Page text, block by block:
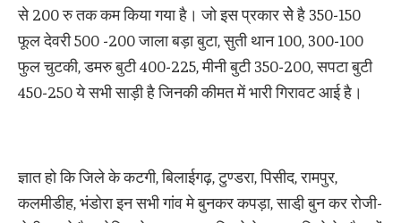
से 200 रु तक कम किया गया है। जो इस प्रकार सेे है 350-150
फूल देवरी 500 -200 जाला बड़ा बुटा, सुती थान 100, 300-100
फुल चुटकी, डमरु बुटी 400-225, मीनी बुटी 350-200, सपटा बुटी
450-250 ये सभी साड़ी है जिनकी कीमत में भारी गिरावट आई है।
ज्ञात हो कि जिले के कटगी, बिलाईगढ़, टुण्डरा, पिसीद, रामपुर,
कलमीडीह, भंडोरा इन सभी गांव मे बुनकर कपड़ा, साडी़ बुन कर रोजी-